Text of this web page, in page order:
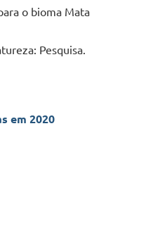
o bioma Mata
Pesquisa.
em 2020